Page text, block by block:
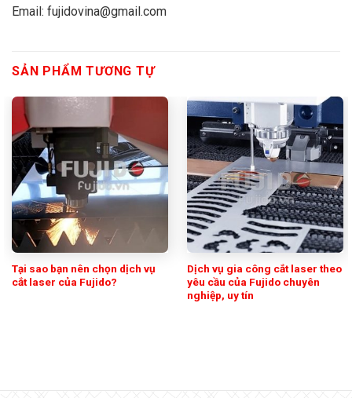
Email: fujidovina@gmail.com
SẢN PHẨM TƯƠNG TỰ
Tại sao bạn nên chọn dịch vụ
cắt laser của Fujido?
Dịch vụ gia công cắt laser theo
yêu cầu của Fujido chuyên
nghiệp, uy tín